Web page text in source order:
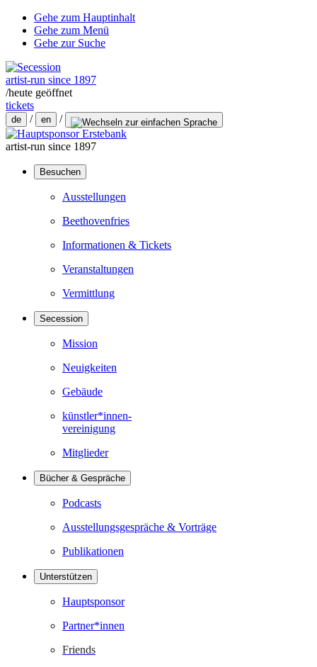
Gehe zum Hauptinhalt
Gehe zum Menü
Gehe zur Suche
artist-run since 1897
/heute geöffnet
tickets
de / en /
artist-run since 1897
Besuchen
Ausstellungen
Beethovenfries
Informationen & Tickets
Veranstaltungen
Vermittlung
Secession
Mission
Neuigkeiten
Gebäude
künstler*innen-
vereinigung
Mitglieder
Bücher & Gespräche
Podcasts
Ausstellungsgespräche & Vorträge
Publikationen
Unterstützen
Hauptsponsor
Partner*innen
Friends